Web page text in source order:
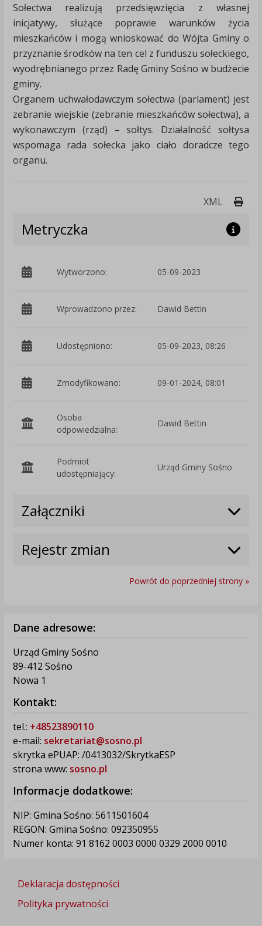
Sołectwa realizują przedsięwzięcia z własnej
inicjatywy, służące poprawie warunków życia
mieszkańców i mogą wnioskować do Wójta Gminy o
przyznanie środków na ten cel z funduszu sołeckiego,
wyodrębnianego przez Radę Gminy Sośno w budżecie
gminy.
Organem uchwałodawczym sołectwa (parlament) jest
zebranie wiejskie (zebranie mieszkańców sołectwa), a
wykonawczym (rząd) – sołtys. Działalność sołtysa
wspomaga rada sołecka jako ciało doradcze tego
organu.
XML
Metryczka
Wytworzono: 05-09-2023
Wprowadzono przez: Dawid Bettin
Udostępniono: 05-09-2023, 08:26
Zmodyfikowano: 09-01-2024, 08:01
Osoba
odpowiedzialna:
Dawid Bettin
Podmiot
udostępniający:
Urząd Gminy Sośno
Załączniki
Rejestr zmian
Powrót do poprzedniej strony »
Dane adresowe:
Urząd Gminy Sośno
89-412 Sośno
Nowa 1
Kontakt:
tel.: +48523890110
e-mail: sekretariat@sosno.pl
skrytka ePUAP: /0413032/SkrytkaESP
strona www: sosno.pl
Informacje dodatkowe:
NIP: Gmina Sośno: 5611501604
REGON: Gmina Sośno: 092350955
Numer konta: 91 8162 0003 0000 0329 2000 0010
Deklaracja dostępności
Polityka prywatności